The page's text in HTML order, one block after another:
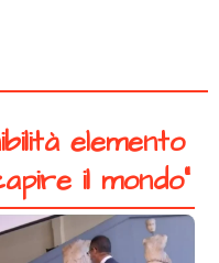
elemento
il mondo”